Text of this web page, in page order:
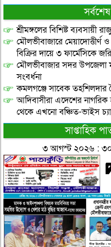
শ্রীমঙ্গলের বিশিষ্ট
মৌলভীবাজারে মেয়াদোত্তীর্ণ
বিক্রির দায়ে ৩ ফার্মেসিকে
মৌলভীবাজার সদর উপজেলা
সংবর্ধনা
কমলগঞ্জে সাবেক
আদিবাসীরা এদেশের নাগরিক
থেকে এখনো বঞ্চিত-ভাইস
সাপ্তাহিক
৩ আগস্ট ২০২৬ : ৩০